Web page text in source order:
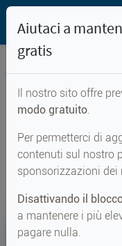
Passo dei
Aiutaci a
gratis
Il nostro sito offre
modo gratuito.
Per permetterci di
contenuti sul nostro
sponsorizzazioni
Disattivando il
a mantenere i più
pagare nulla.